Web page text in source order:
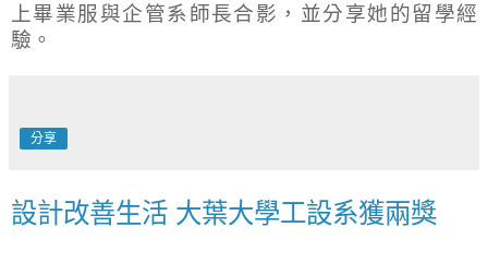
上畢業服與企管系師長合影，並分享她的留學經
驗。
分享
設計改善生活 大葉大學工設系獲兩獎